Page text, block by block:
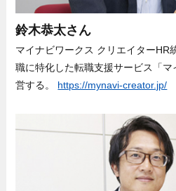
鈴木恭太さん
マイナビワークス クリエイターHR
職に特化した転職支援サービス「
営する。 https://mynavi-creator.jp/